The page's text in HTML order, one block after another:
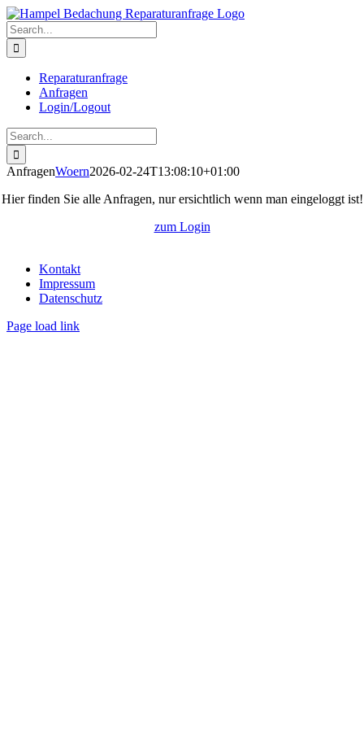
Skip
to
content
Search
for:
Reparaturanfrage
Anfragen
Login/Logout
Search
for:
AnfragenWoern2026-02-24T13:08:10+01:00
Hier finden Sie alle Anfragen, nur ersichtlich wenn man eingeloggt ist!
zum Login
Kontakt
Impressum
Datenschutz
Page load link